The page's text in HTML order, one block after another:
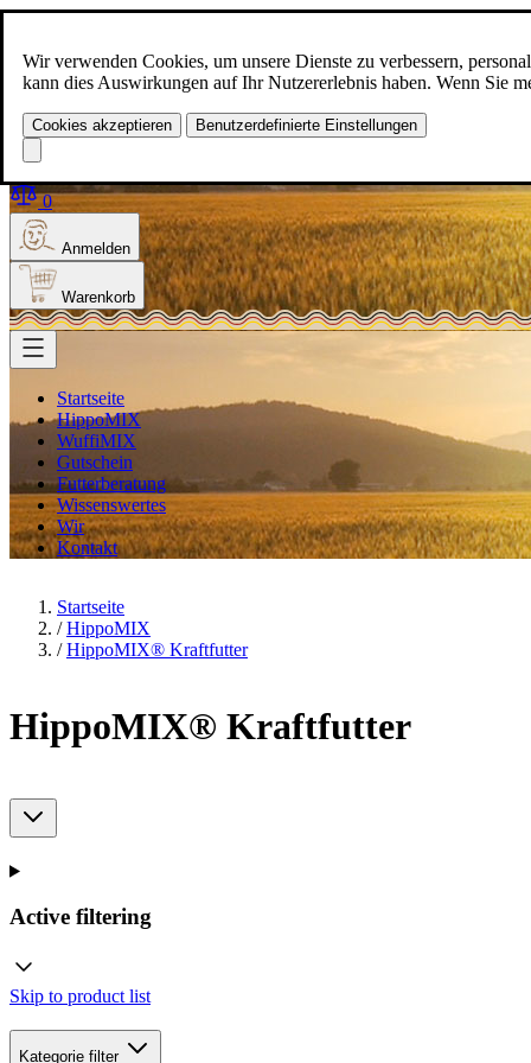
Wir verwenden Cookies, um unsere Dienste zu verbessern,
kann dies Auswirkungen auf Ihr Nutzererlebnis haben. Wenn Sie
Cookies akzeptieren Benutzerdefinierte Einstellungen
Zum Inhalt springen
+49(0)5129-308
Produkt finden
0
Anmelden
Warenkorb
Startseite
HippoMIX
WuffiMIX
Gutschein
Futterberatung
Wissenswertes
Wir
Kontakt
Startseite
/ HippoMIX
/ HippoMIX® Kraftfutter
HippoMIX® Kraftfutter
Active filtering
Skip to product list
Kategorie filter